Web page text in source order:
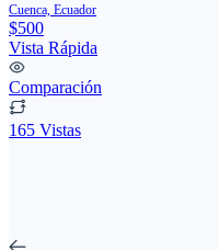
Cuenca, Ecuador
$500
Vista Rápida
Comparación
165 Vistas